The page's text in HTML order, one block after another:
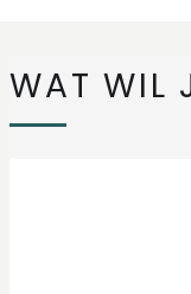
Hoe vaak mag
WAT WIL